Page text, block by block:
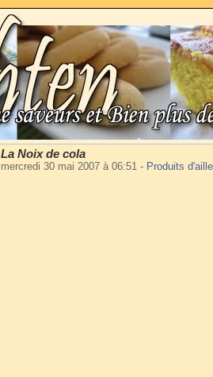
La Noix de cola
mercredi 30 mai 2007 à 06:51 - Produits